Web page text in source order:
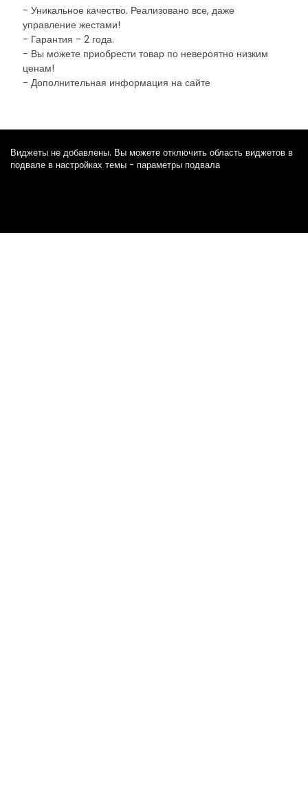
- Уникальное качество. Реализовано все, даже
управление жестами!
- Гарантия - 2 года.
- Вы можете приобрести товар по невероятно низким
ценам!
- Дополнительная информация на сайте
Виджеты не добавлены. Вы можете отключить область виджетов в
подвале в настройках темы - параметры подвала